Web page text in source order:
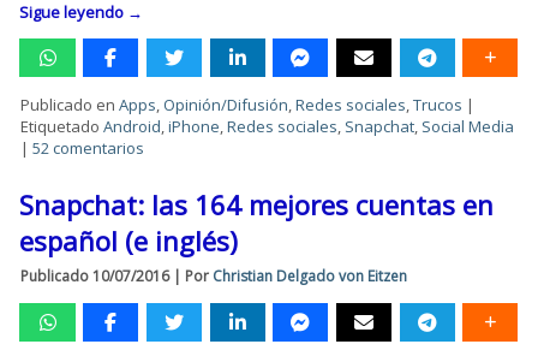
Sigue leyendo →
Publicado en Apps, Opinión/Difusión,Redes sociales,Trucos |
Etiquetado Android,iPhone,Redes sociales, Snapchat, Social Media
|52 comentarios
Snapchat: las 164 mejores cuentas en
español (e inglés)
Publicado 10/07/2016| Por Christian Delgado von Eitzen